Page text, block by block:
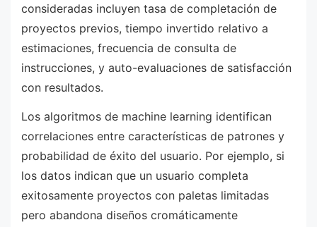
consideradas incluyen tasa de completación de
proyectos previos, tiempo invertido relativo a
estimaciones, frecuencia de consulta de
instrucciones, y auto-evaluaciones de satisfacción
con resultados.
Los algoritmos de machine learning identifican
correlaciones entre características de patrones y
probabilidad de éxito del usuario. Por ejemplo, si
los datos indican que un usuario completa
exitosamente proyectos con paletas limitadas
pero abandona diseños cromáticamente